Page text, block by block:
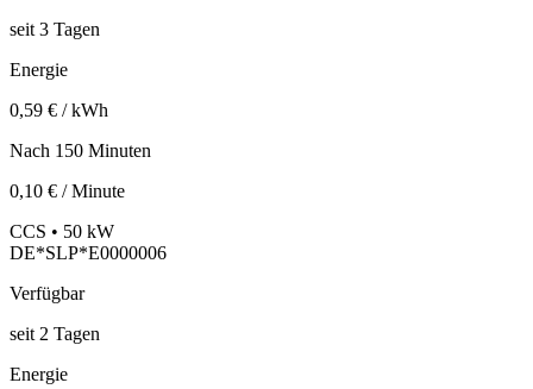
seit 3 Tagen
Energie
0,59 € / kWh
Nach 150 Minuten
0,10 € / Minute
CCS • 50 kW
DE*SLP*E0000006
Verfügbar
seit 2 Tagen
Energie